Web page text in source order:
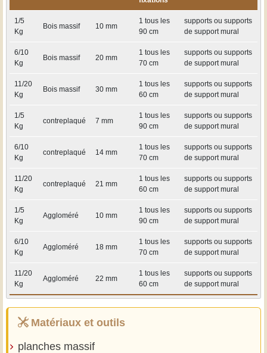
1/5
Kg
Bois massif 10 mm
1 tous les
90 cm
supports ou supports
de support mural
6/10
Kg
Bois massif 20 mm
1 tous les
70 cm
supports ou supports
de support mural
11/20
Kg
Bois massif 30 mm
1 tous les
60 cm
supports ou supports
de support mural
1/5
Kg
contreplaqué 7 mm
1 tous les
90 cm
supports ou supports
de support mural
6/10
Kg
contreplaqué 14 mm
1 tous les
70 cm
supports ou supports
de support mural
11/20
Kg
contreplaqué 21 mm
1 tous les
60 cm
supports ou supports
de support mural
1/5
Kg
Aggloméré 10 mm
1 tous les
90 cm
supports ou supports
de support mural
6/10
Kg
Aggloméré 18 mm
1 tous les
70 cm
supports ou supports
de support mural
11/20
Kg
Aggloméré 22 mm
1 tous les
60 cm
supports ou supports
de support mural
Matériaux et outils
planches massif